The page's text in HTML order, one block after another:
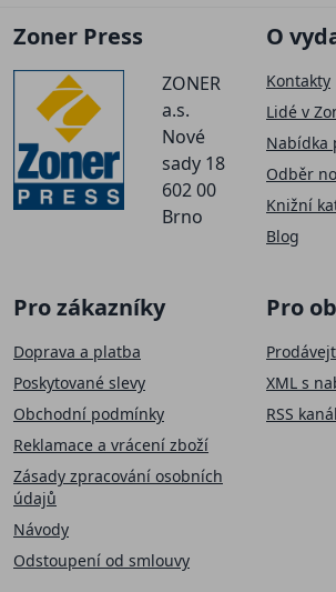
Zoner Press
ZONER
a.s.
Nové
sady 18
602 00
Brno
O
Kontakty
Lidé v
Nabídka
Odběr
Knižní
Blog
Pro zákazníky
Doprava a platba
Poskytované slevy
Obchodní podmínky
Reklamace a vrácení zboží
Zásady zpracování osobních
údajů
Návody
Odstoupení od smlouvy
Pro
XML s
RSS